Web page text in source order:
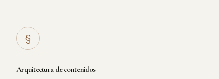
§
Arquitectura de contenidos